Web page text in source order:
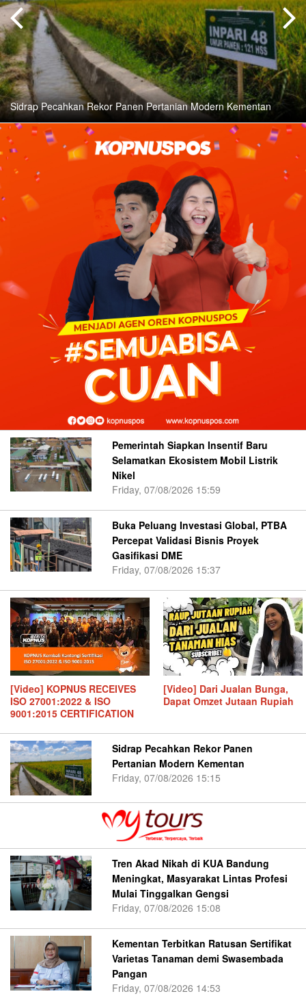
Sidrap Pecahkan Rekor Panen Pertanian Modern Kementan
Pemerintah Siapkan Insentif Baru
Selamatkan Ekosistem Mobil Listrik
Nikel
Friday, 07/08/2026 15:59
Buka Peluang Investasi Global, PTBA
Percepat Validasi Bisnis Proyek
Gasifikasi DME
Friday, 07/08/2026 15:37
[Video] KOPNUS RECEIVES
ISO 27001:2022 & ISO
9001:2015 CERTIFICATION
[Video] Dari Jualan Bunga,
Dapat Omzet Jutaan Rupiah
Sidrap Pecahkan Rekor Panen
Pertanian Modern Kementan
Friday, 07/08/2026 15:15
Tren Akad Nikah di KUA Bandung
Meningkat, Masyarakat Lintas Profesi
Mulai Tinggalkan Gengsi
Friday, 07/08/2026 15:08
Kementan Terbitkan Ratusan Sertifikat
Varietas Tanaman demi Swasembada
Pangan
Friday, 07/08/2026 14:53